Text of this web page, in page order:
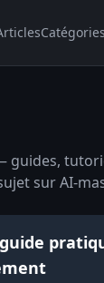
Catégories
guides,
sur AI-
guide